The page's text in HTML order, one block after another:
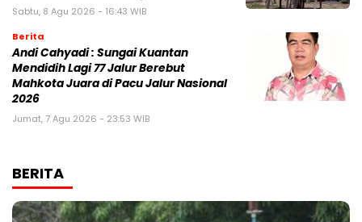
Sabtu, 8 Agu 2026 - 16:43 WIB
Berita
Andi Cahyadi : Sungai Kuantan
Mendidih Lagi 77 Jalur Berebut
Mahkota Juara di Pacu Jalur Nasional
2026
Jumat, 7 Agu 2026 - 23:53 WIB
BERITA